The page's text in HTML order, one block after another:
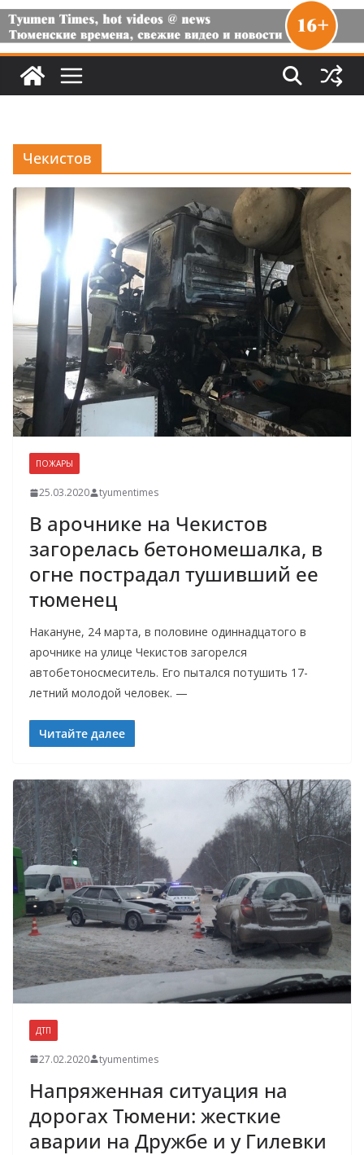
Чекистов
ПОЖАРЫ
25.03.2020 tyumentimes
В арочнике на Чекистов
загорелась бетономешалка, в
огне пострадал тушивший ее
тюменец
Накануне, 24 марта, в половине одиннадцатого в
арочнике на улице Чекистов загорелся
автобетоносмеситель. Его пытался потушить 17-
летний молодой человек. —
Читайте далее
ДТП
27.02.2020 tyumentimes
Напряженная ситуация на
дорогах Тюмени: жесткие
аварии на Дружбе и у Гилевки